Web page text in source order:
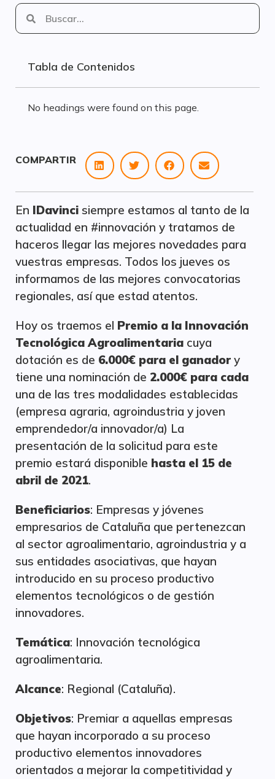
COMPARTIR
En IDavinci siempre estamos al tanto de la
actualidad en #innovación y tratamos de
haceros llegar las mejores novedades para
vuestras empresas. Todos los jueves os
informamos de las mejores convocatorias
regionales, así que estad atentos.
Hoy os traemos el Premio a la Innovación
Tecnológica Agroalimentaria cuya
dotación es de 6.000€ para el ganador y
tiene una nominación de 2.000€ para cada
una de las tres modalidades establecidas
(empresa agraria, agroindustria y joven
emprendedor/a innovador/a) La
presentación de la solicitud para este
premio estará disponible hasta el 15 de
abril de 2021.
Beneficiarios: Empresas y jóvenes
empresarios de Cataluña que pertenezcan
al sector agroalimentario, agroindustria y a
sus entidades asociativas, que hayan
introducido en su proceso productivo
elementos tecnológicos o de gestión
innovadores.
Temática: Innovación tecnológica
agroalimentaria.
Alcance: Regional (Cataluña).
Objetivos: Premiar a aquellas empresas
que hayan incorporado a su proceso
productivo elementos innovadores
orientados a mejorar la competitividad y
Tabla de Contenidos
No headings were found on this page.